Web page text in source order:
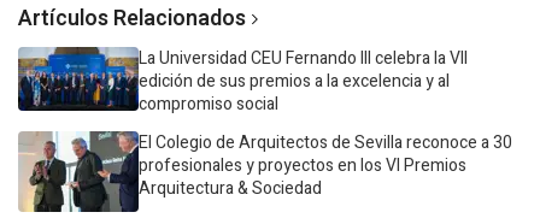
Artículos Relacionados
La Universidad CEU Fernando III celebra la VII
edición de sus premios a la excelencia y al
compromiso social
El Colegio de Arquitectos de Sevilla reconoce a 30
profesionales y proyectos en los VI Premios
Arquitectura & Sociedad